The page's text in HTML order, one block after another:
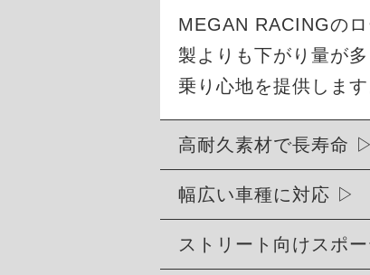
MEGAN RACINGの
製よりも下がり量が
乗り心地を提供します
高耐久素材で長寿命
幅広い車種に対応
ストリート向けスポ